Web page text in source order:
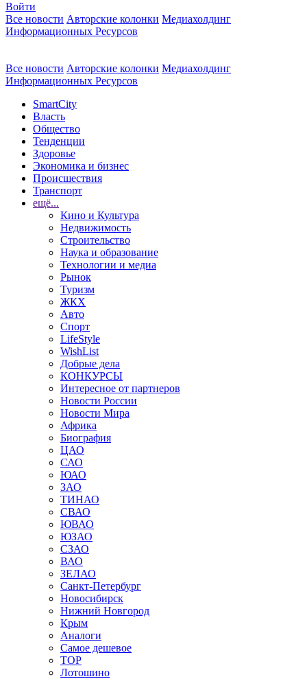
Войти
Все новости Авторские колонки Медиахолдинг
Информационных Ресурсов
Все новости Авторские колонки Медиахолдинг
Информационных Ресурсов
SmartCity
Власть
Общество
Тенденции
Здоровье
Экономика и бизнес
Происшествия
Транспорт
ещё...
Кино и Культура
Недвижимость
Строительство
Наука и образование
Технологии и медиа
Рынок
Туризм
ЖКХ
Авто
Спорт
LifeStyle
WishList
Добрые дела
КОНКУРСЫ
Интересное от партнеров
Новости России
Новости Мира
Африка
Биография
ЦАО
САО
ЮАО
ЗАО
ТИНАО
СВАО
ЮВАО
ЮЗАО
СЗАО
ВАО
ЗЕЛАО
Санкт-Петербург
Новосибирск
Нижний Новгород
Крым
Аналоги
Самое дешевое
TOP
Лотошино